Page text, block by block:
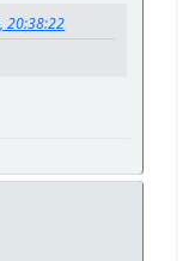
20:38:22